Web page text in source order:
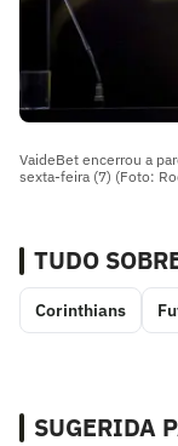
VaideBet encerrou a
sexta-feira (7) (Foto:
TUDO
Corinthians
SUGERIDA